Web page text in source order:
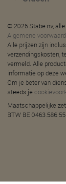
© 2026 Stabe nv,
Algemene
Alle prijzen zijn
verzendingskosten,
vermeld. Alle
informatie op deze
Om je beter van
steeds je
Maatschappelijke
BTW BE